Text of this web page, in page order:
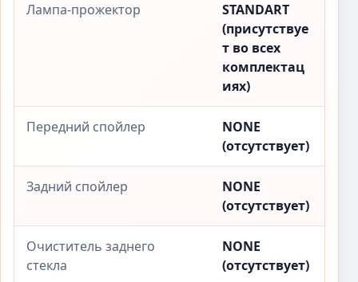
Лампа-прожектор
STANDART
(присутствуе
т во всех
комплектац
иях)
Передний спойлер
NONE
(отсутствует)
Задний спойлер
NONE
(отсутствует)
Очиститель заднего
стекла
NONE
(отсутствует)